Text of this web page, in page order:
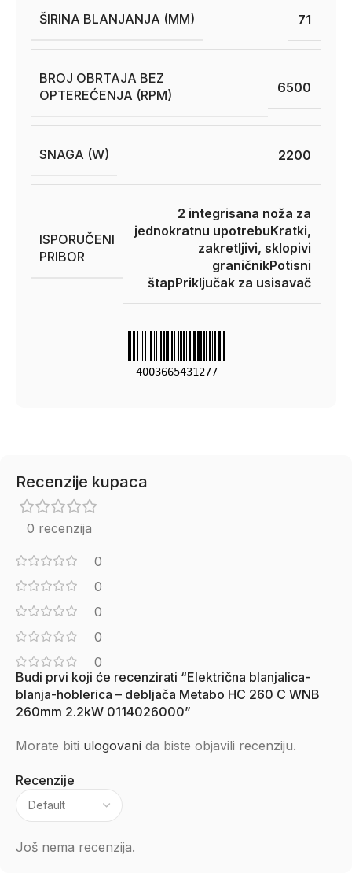
ŠIRINA BLANJANJA (MM) 71
BROJ OBRTAJA BEZ
OPTEREĆENJA (RPM)
6500
SNAGA (W) 2200
ISPORUČENI
PRIBOR
2 integrisana noža za
jednokratnu upotrebuKratki,
zakretljivi, sklopivi
graničnikPotisni
štapPriključak za usisavač
4003665431277
Recenzije kupaca
0 recenzija
0
0
0
0
0
Recenzije
Još nema recenzija.
Budi prvi koji će recenzirati “Električna blanjalica-
blanja-hoblerica – debljača Metabo HC 260 C WNB
260mm 2.2kW 0114026000”
Morate biti ulogovani da biste objavili recenziju.